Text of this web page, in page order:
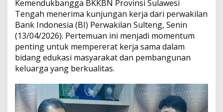
n
g
B
e
r
s
n
r
g
Kemendukbangga BKKBN Provinsi Sulawesi
Tengah menerima kunjungan kerja dari perwakilan
Bank Indonesia (BI) Perwakilan Sulteng, Senin
(13/04/2026). Pertemuan ini menjadi momentum
penting untuk mempererat kerja sama dalam
bidang edukasi masyarakat dan pembangunan
keluarga yang berkualitas.